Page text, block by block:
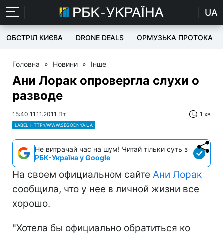
UA
ОБСТРІЛ КИЄВА DRONE DEALS ОРМУЗЬКА ПРОТОКА
Головна » Новини » Інше
Ани Лорак опровергла слухи о
разводе
15:40 11.11.2011 Пт 1 хв
LABEL_HTTP://WWW.SEGODNYA.UA
Не витрачай час на шум! Читай тільки суть з
РБК-Україна у Google
На своем официальном сайте Ани Лорак
сообщила, что у нее в личной жизни все
хорошо.
"Хотела бы официально обратиться ко